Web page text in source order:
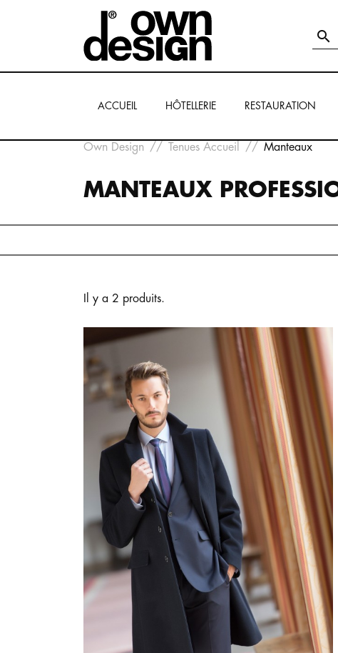

ACCUEIL HÔTELLERIE RESTAURATION
Own Design Tenues Accueil Manteaux
MANTEAUX
Il y a 2 produits.